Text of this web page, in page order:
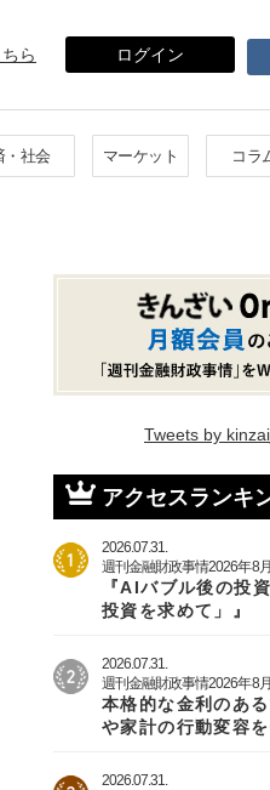
ら ログイン
・社会 マーケット コラ
Tweets by
アクセスランキ
2026.07.31.
週刊金融財政事情2026年8
『AIバブル後の投
投資を求めて」』
2026.07.31.
週刊金融財政事情2026年8
本格的な金利のあ
や家計の行動変容
2026.07.31.